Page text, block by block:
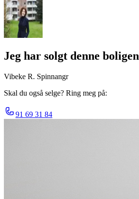
Jeg har solgt denne boligen
Vibeke R. Spinnangr
Skal du også selge? Ring meg på:
91 69 31 84